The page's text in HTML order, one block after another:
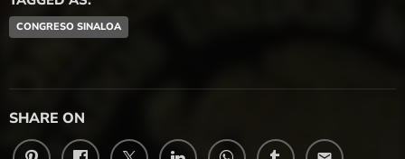
CONGRESO SINALOA
SHARE ON